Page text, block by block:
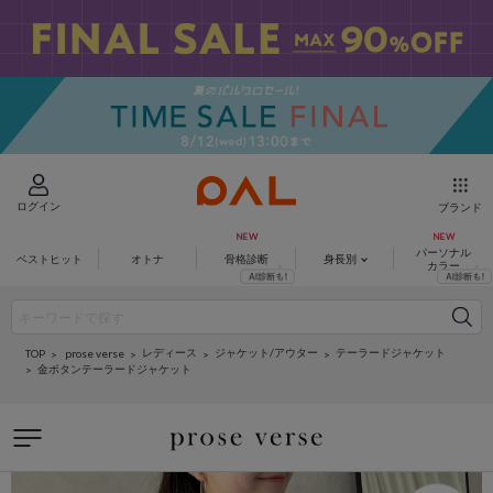
ログイン ブランド
ベストヒット オトナ 骨格診断 身長別
パーソナル
カラー
TOP prose verse レディース ジャケット/アウター
テーラードジャケット
金ボタンテーラードジャケット